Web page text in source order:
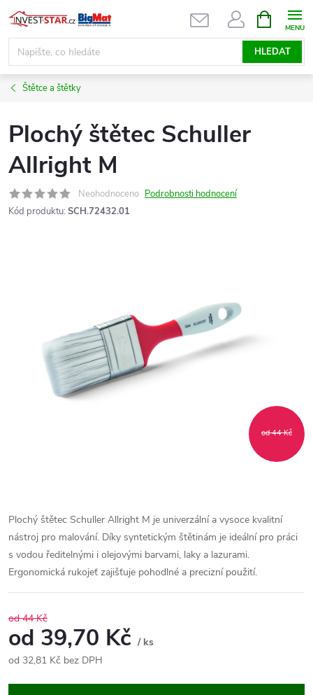
Přejít
na
obsah
HLEDAT
NÁKUPNÍ
KOŠÍK
Štětce a štětky
Plochý štětec Schuller
Allright M
Neohodnoceno Podrobnosti hodnocení
Kód produktu: SCH.72432.01
od 44 Kč
Plochý štětec Schuller Allright M je univerzální a vysoce kvalitní
nástroj pro malování. Díky syntetickým štětinám je ideální pro práci
s vodou ředitelnými i olejovými barvami, laky a lazurami.
Ergonomická rukojeť zajišťuje pohodlné a precizní použití.
od 44 Kč
od 39,70 Kč / ks
od 32,81 Kč bez DPH